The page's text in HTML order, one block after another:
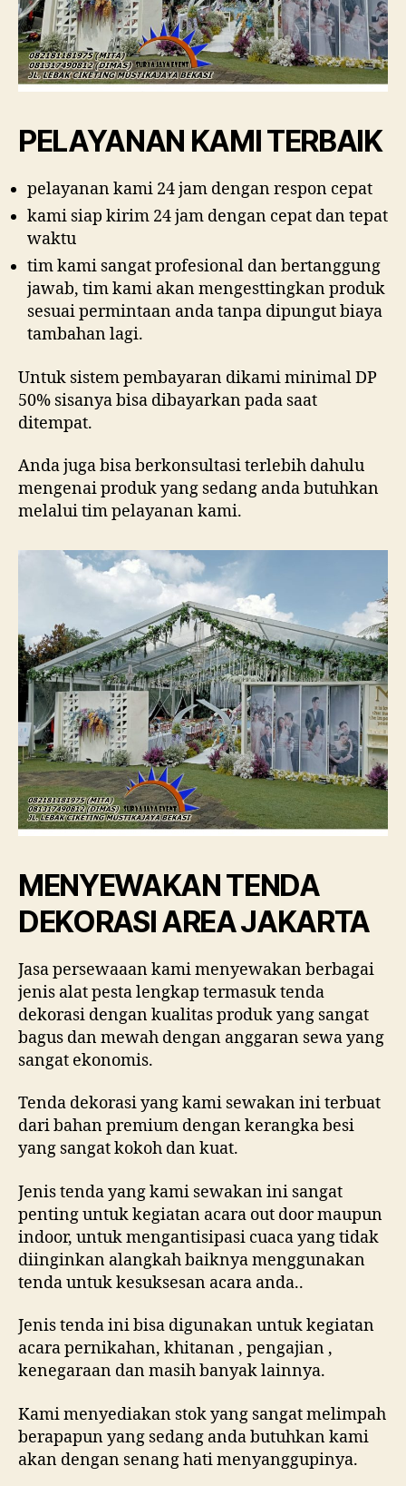
PELAYANAN KAMI TERBAIK
pelayanan kami 24 jam dengan respon cepat
kami siap kirim 24 jam dengan cepat dan tepat
waktu
tim kami sangat profesional dan bertanggung
jawab, tim kami akan mengesttingkan produk
sesuai permintaan anda tanpa dipungut biaya
tambahan lagi.
Untuk sistem pembayaran dikami minimal DP
50% sisanya bisa dibayarkan pada saat
ditempat.
Anda juga bisa berkonsultasi terlebih dahulu
mengenai produk yang sedang anda butuhkan
melalui tim pelayanan kami.
MENYEWAKAN TENDA
DEKORASI AREA JAKARTA
Jasa persewaaan kami menyewakan berbagai
jenis alat pesta lengkap termasuk tenda
dekorasi dengan kualitas produk yang sangat
bagus dan mewah dengan anggaran sewa yang
sangat ekonomis.
Tenda dekorasi yang kami sewakan ini terbuat
dari bahan premium dengan kerangka besi
yang sangat kokoh dan kuat.
Jenis tenda yang kami sewakan ini sangat
penting untuk kegiatan acara out door maupun
indoor, untuk mengantisipasi cuaca yang tidak
diinginkan alangkah baiknya menggunakan
tenda untuk kesuksesan acara anda..
Jenis tenda ini bisa digunakan untuk kegiatan
acara pernikahan, khitanan , pengajian ,
kenegaraan dan masih banyak lainnya.
Kami menyediakan stok yang sangat melimpah
berapapun yang sedang anda butuhkan kami
akan dengan senang hati menyanggupinya.